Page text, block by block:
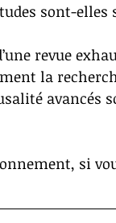
sont-elles
revue
la
avancés
si